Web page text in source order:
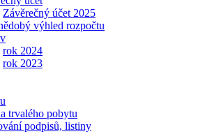
Závěrečný účet 2025
výhled rozpočtu
rok 2024
rok 2023
trvalého pobytu
podpisů, listiny